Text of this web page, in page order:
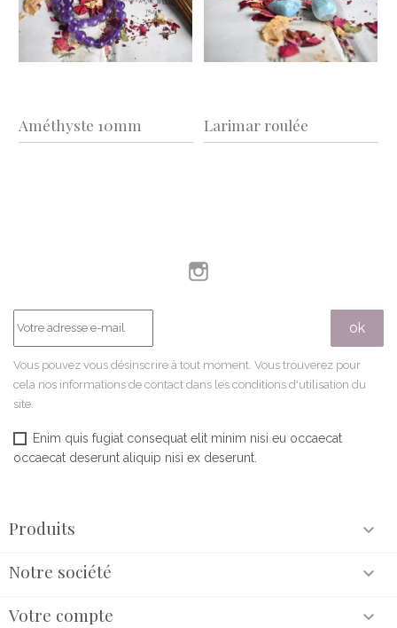
Améthyste 10mm Larimar roulée
Vous pouvez vous désinscrire à tout moment. Vous trouverez pour
cela nos informations de contact dans les conditions d'utilisation du
site.
Enim quis fugiat consequat elit minim nisi eu occaecat
occaecat deserunt aliquip nisi ex deserunt.
Produits 
Notre société 
Votre compte 